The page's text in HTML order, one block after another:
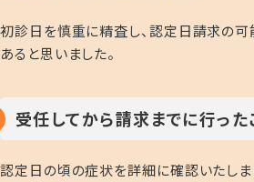
初診日を慎重に精査し、認定日請求の
あると思いました。
受任してから請求までに行った
認定日の頃の症状を詳細に確認いたしま